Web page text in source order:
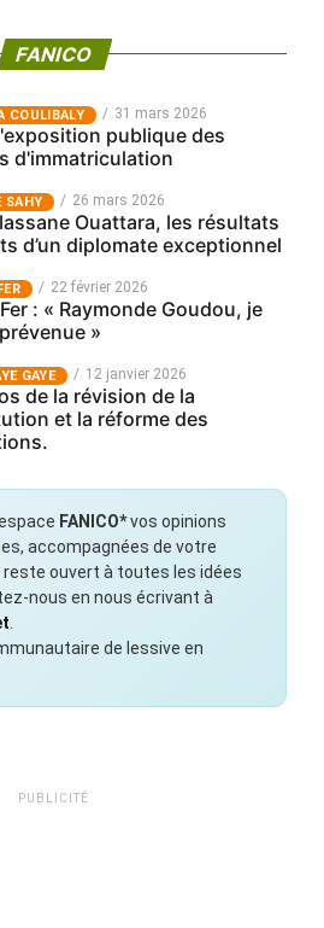
FANICO
COULIBALY 31 mars 2026
publique des
d'immatriculation
SAHY 26 mars 2026
Ouattara, les résultats
d’un diplomate exceptionnel
22 février 2026
: « Raymonde Goudou, je
»
GAYE 12 janvier 2026
de la révision de la
et la réforme des
FANICO*vos opinions
accompagnées de votre
reste ouvert à toutes les idées
nous en nous écrivant à
de lessive en
PUBLICITÉ